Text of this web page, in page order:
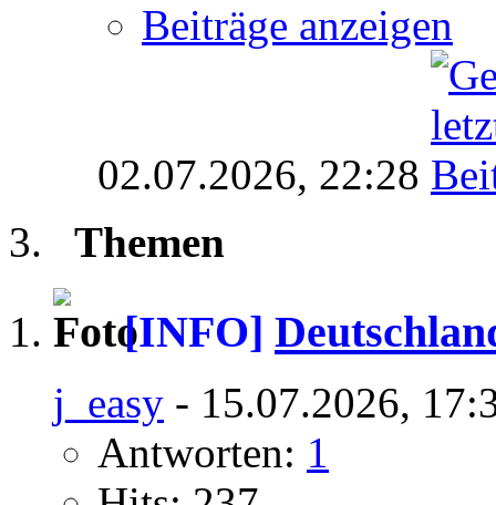
Beiträge anzeigen
02.07.2026, 22:28
Themen
[INFO]
j_easy - 15.07.2026,
Antworten: 1